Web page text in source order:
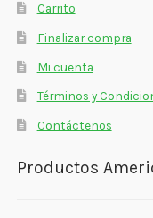
Carrito
Finalizar compra
Mi cuenta
Términos y
Contáctenos
Productos